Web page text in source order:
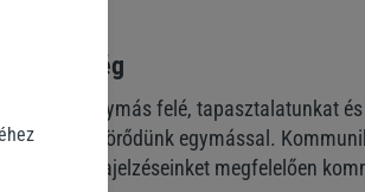
egymás felé, tapasztalatunkat és
Törődünk egymással.
Visszajelzéseinket megfelelően